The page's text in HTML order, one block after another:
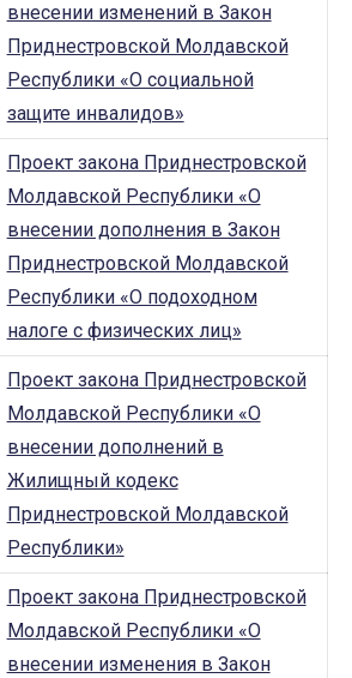
внесении изменений в Закон
Приднестровской Молдавской
Республики «О социальной
защите инвалидов»
Проект закона Приднестровской
Молдавской Республики «О
внесении дополнения в Закон
Приднестровской Молдавской
Республики «О подоходном
налоге с физических лиц»
Проект закона Приднестровской
Молдавской Республики «О
внесении дополнений в
Жилищный кодекс
Приднестровской Молдавской
Республики»
Проект закона Приднестровской
Молдавской Республики «О
внесении изменения в Закон